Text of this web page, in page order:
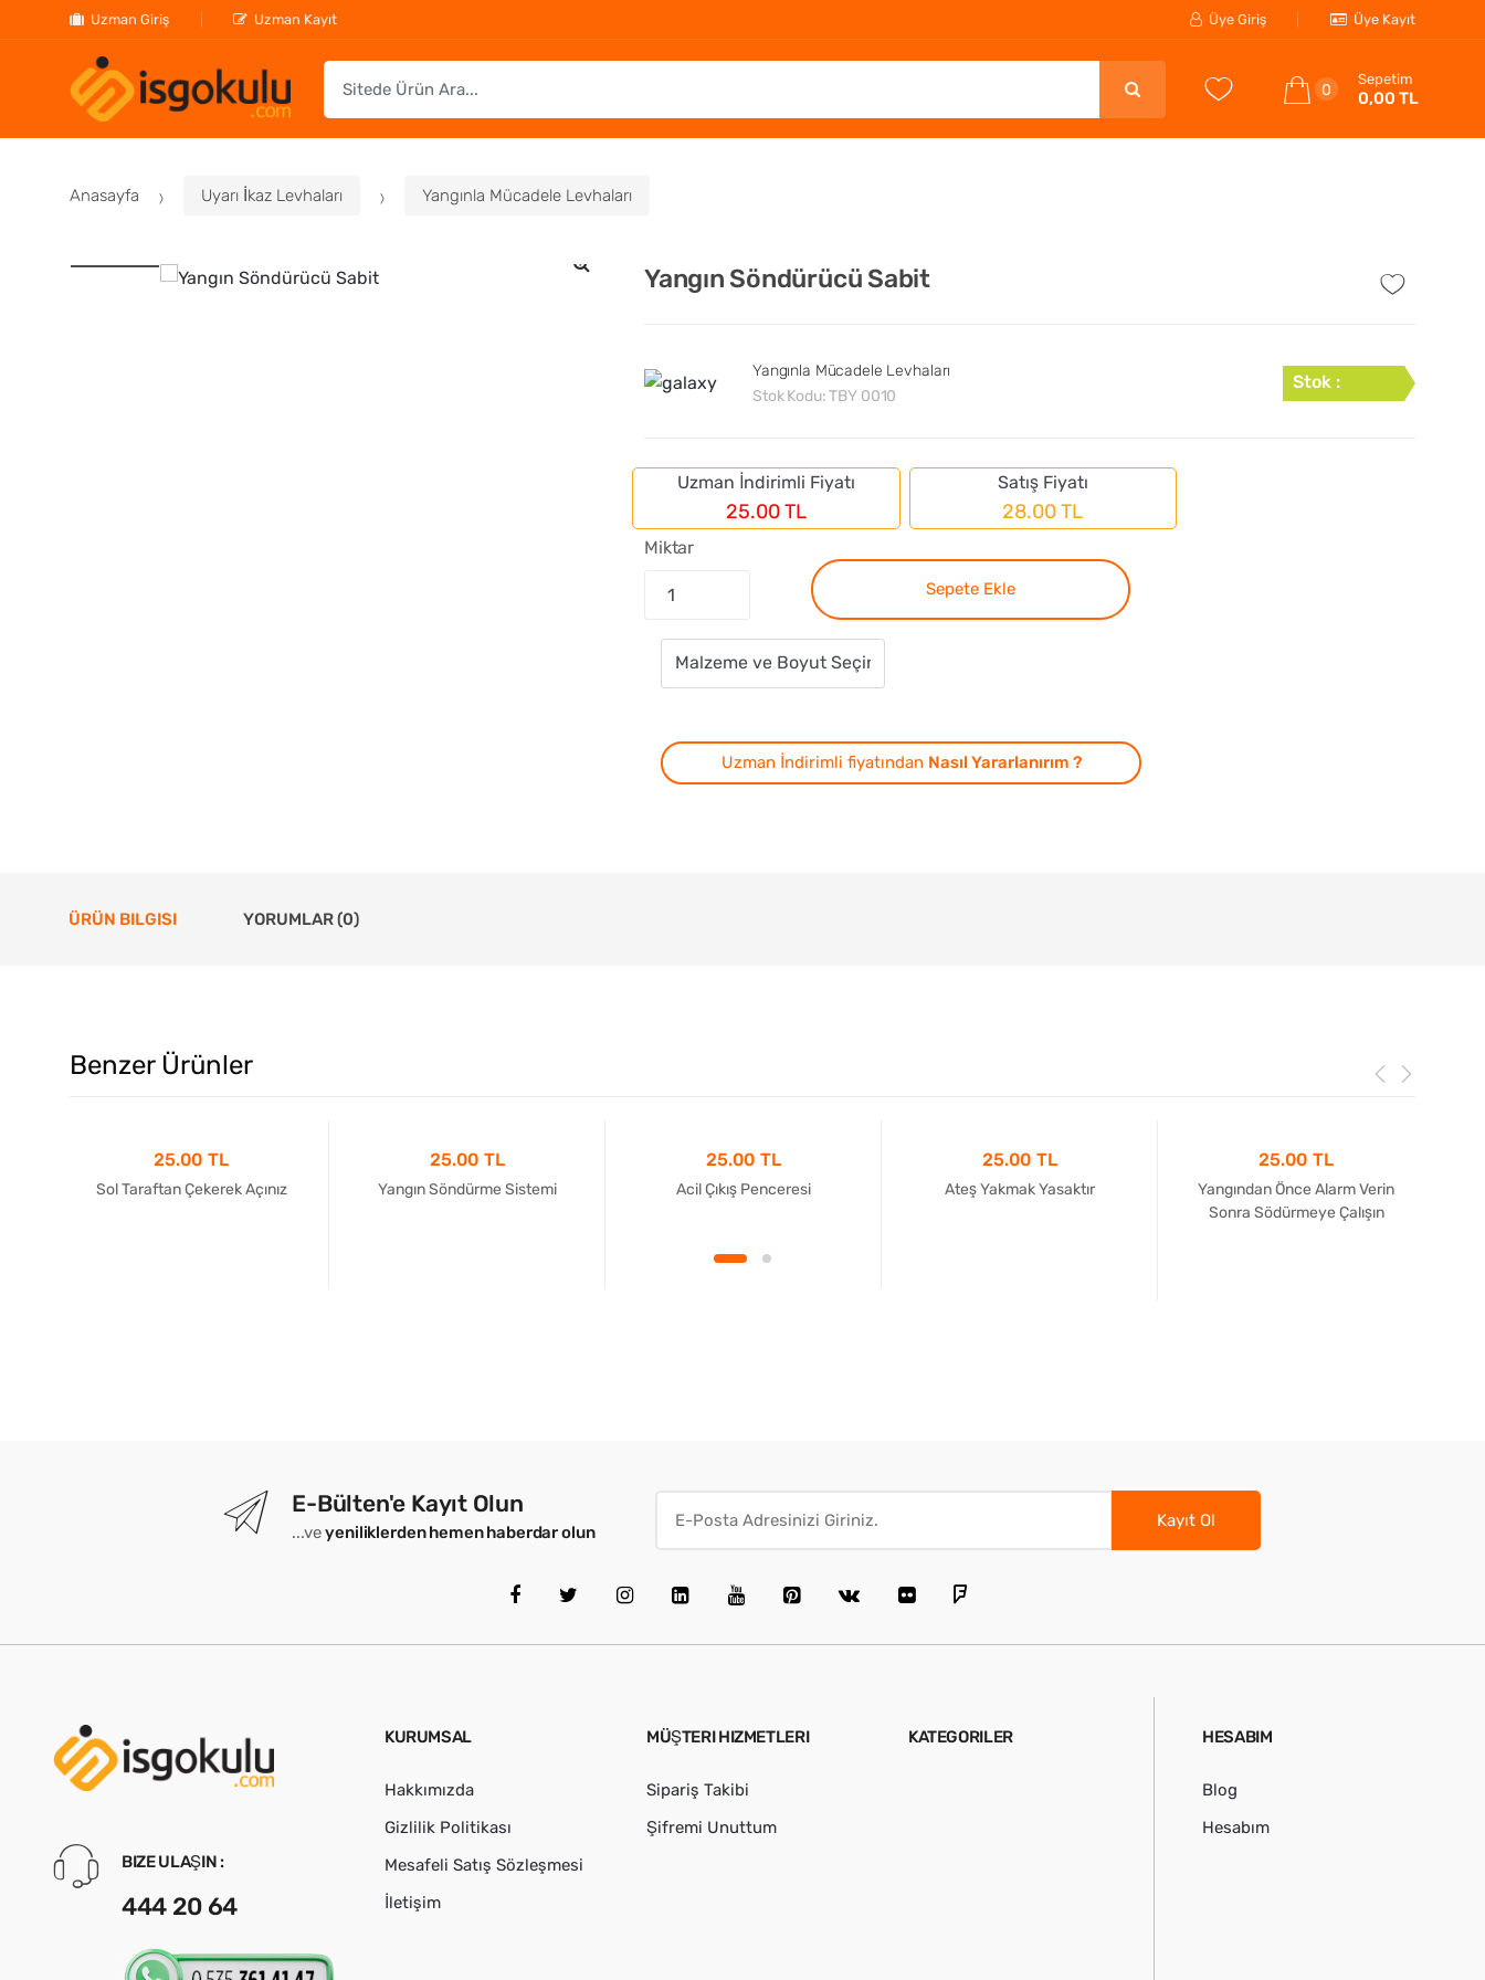
Uzman Giriş Uzman Kayıt Üye Giriş Üye Kayıt
h
r
0
Sepetim
0,00 TL
Anasayfa Uyarı İkaz Levhaları Yangınla Mücadele Levhaları
Yangın Söndürücü Sabit
Yangınla Mücadele Levhaları
Stok Kodu:TBY 0010
Stok :
Uzman İndirimli Fiyatı
25.00 TL
Satış Fiyatı
28.00 TL
Miktar
Sepete Ekle
Uzman İndirimli fiyatından Nasıl Yararlanırım ?
ÜRÜN BILGISI YORUMLAR (0)
Benzer Ürünler
25.00 TL
Sol Taraftan Çekerek Açınız
25.00 TL
Yangın Söndürme Sistemi
25.00 TL
Acil Çıkış Penceresi
25.00 TL
Ateş Yakmak Yasaktır
25.00 TL
Yangından Önce Alarm Verin
Sonra Södürmeye Çalışın
E-Bülten'e Kayıt Olun
...veyeniliklerden hemen haberdar olun
Kayıt Ol
BIZE ULAŞIN :
444 20 64
KURUMSAL
Hakkımızda
Gizlilik Politikası
Mesafeli Satış Sözleşmesi
İletişim
MÜŞTERI HIZMETLERI
Sipariş Takibi
Şifremi Unuttum
KATEGORILER HESABIM
Blog
Hesabım